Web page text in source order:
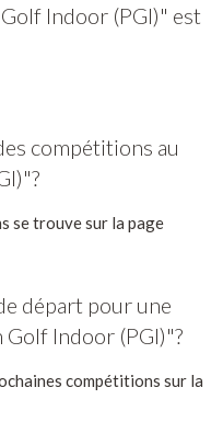
Indoor (PGI)" est
compétitions au
se trouve sur la page
départ pour une
Indoor (PGI)"?
compétitions sur la